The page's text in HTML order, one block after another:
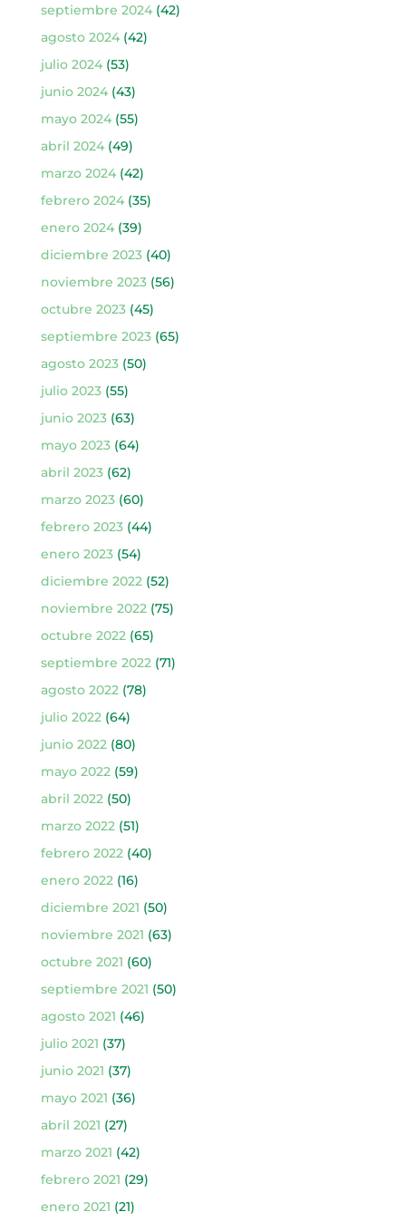
septiembre 2024(42)
agosto 2024(42)
julio 2024(53)
junio 2024(43)
mayo 2024(55)
abril 2024(49)
marzo 2024(42)
febrero 2024(35)
enero 2024(39)
diciembre 2023(40)
noviembre 2023(56)
octubre 2023(45)
septiembre 2023(65)
agosto 2023(50)
julio 2023(55)
junio 2023(63)
mayo 2023(64)
abril 2023(62)
marzo 2023(60)
febrero 2023(44)
enero 2023(54)
diciembre 2022(52)
noviembre 2022(75)
octubre 2022(65)
septiembre 2022(71)
agosto 2022(78)
julio 2022(64)
junio 2022(80)
mayo 2022(59)
abril 2022(50)
marzo 2022(51)
febrero 2022(40)
enero 2022(16)
diciembre 2021 (50)
noviembre 2021 (63)
octubre 2021 (60)
septiembre 2021 (50)
agosto 2021 (46)
julio 2021 (37)
junio 2021 (37)
mayo 2021 (36)
abril 2021 (27)
marzo 2021 (42)
febrero 2021 (29)
enero 2021 (21)